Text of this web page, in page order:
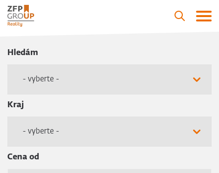
Hledám
- vyberte -
Kraj
- vyberte -
Cena od